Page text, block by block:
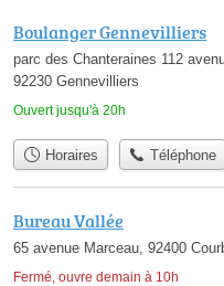
Boulanger Gennevilliers
parc des Chanteraines 112
92230 Gennevilliers
Ouvert jusqu'à 20h
Horaires Téléphone
Bureau Vallée
65 avenue Marceau, 92400
Fermé, ouvre demain à 10h